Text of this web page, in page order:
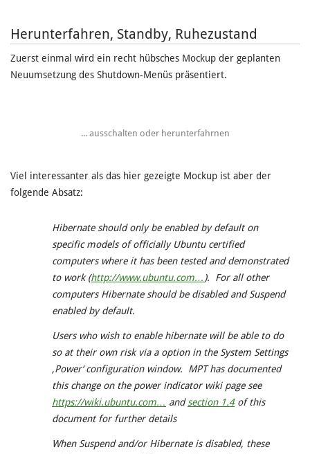
Herunterfahren, Standby, Ruhezustand
Zuerst einmal wird ein recht hübsches Mockup der geplanten
Neuumsetzung des Shutdown-Menüs präsentiert.
... ausschalten oder herunterfahrnen
Viel interessanter als das hier gezeigte Mockup ist aber der
folgende Absatz:
Hibernate should only be enabled by default on
specific models of officially Ubuntu certified
computers where it has been tested and demonstrated
to work (http://www.ubuntu.com… ). For all other
computers Hibernate should be disabled and Suspend
enabled by default.
Users who wish to enable hibernate will be able to do
so at their own risk via a option in the System Settings
‚Power‘ configuration window. MPT has documented
this change on the power indicator wiki page see
https://wiki.ubuntu.com… andsection 1.4of this
document for further details
When Suspend and/or Hibernate is disabled, these